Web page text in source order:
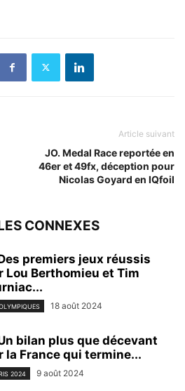
Article suivant
JO. Medal Race reportée en
46er et 49fx, déception pour
Nicolas Goyard en IQfoil
CONNEXES
premiers jeux réussis
Lou Berthomieu et Tim
18 août 2024
bilan plus que décevant
la France qui termine...
2024 9 août 2024